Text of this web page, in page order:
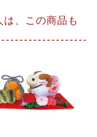
、この商品も